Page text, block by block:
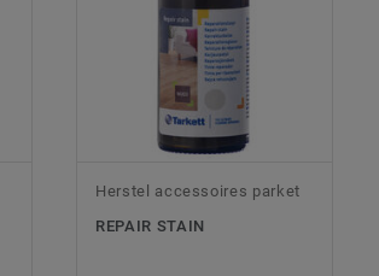
Herstel accessoires parket
REPAIR STAIN